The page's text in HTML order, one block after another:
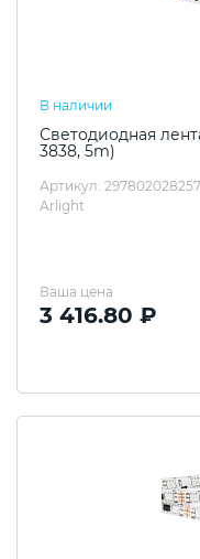
В наличии
Светодиодная
3838, 5m)
Артикул:
Arlight
Ваша цена
3 416.80 ₽